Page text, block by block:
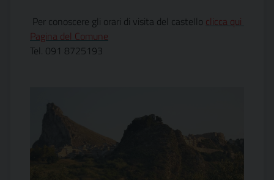
Per conoscere gli orari di visita del castello clicca qui
Pagina del Comune
Tel. 091 8725193